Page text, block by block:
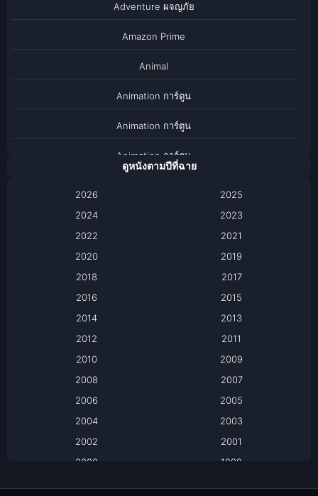
Adventure ผจญภัย
Amazon Prime
Animal
Animation การ์ตูน
Animation การ์ตูน
Animation การ์ตูน
Based on a True Story เรื่องจริง
Based on a True Story เรื่องจริง
ดูหนังตามปีที่ฉาย
2026
2025
2024
2023
2022
2021
2020
2019
2018
2017
2016
2015
2014
2013
2012
2011
2010
2009
2008
2007
2006
2005
2004
2003
2002
2001
2000
1999